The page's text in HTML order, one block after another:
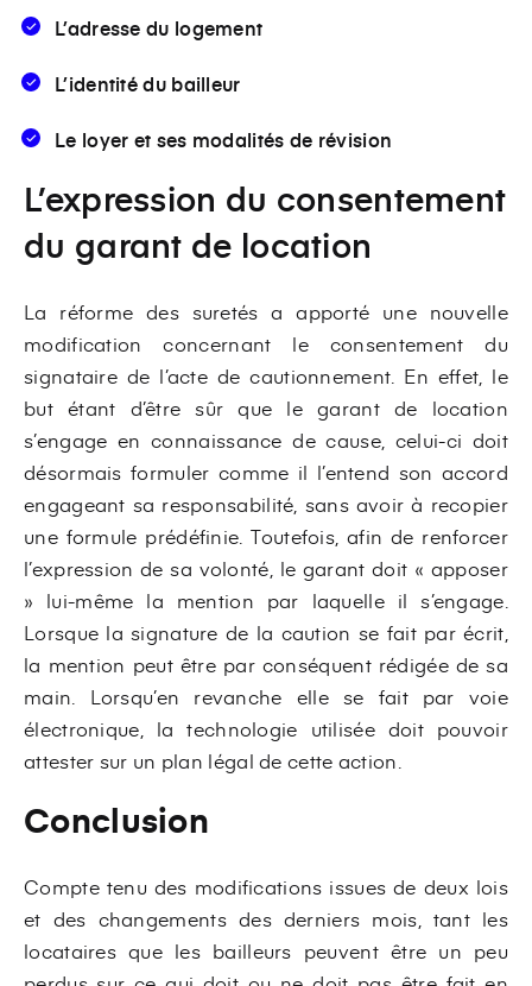
L’adresse du logement
L’identité du bailleur
Le loyer et ses modalités de révision
L’expression du consentement
du garant de location
La réforme des suretés a apporté une nouvelle
modification concernant le consentement du
signataire de l’acte de cautionnement. En effet, le
but étant d’être sûr que le garant de location
s’engage en connaissance de cause, celui-ci doit
désormais formuler comme il l’entend son accord
engageant sa responsabilité, sans avoir à recopier
une formule prédéfinie. Toutefois, afin de renforcer
l’expression de sa volonté, le garant doit « apposer
» lui-même la mention par laquelle il s’engage.
Lorsque la signature de la caution se fait par écrit,
la mention peut être par conséquent rédigée de sa
main. Lorsqu’en revanche elle se fait par voie
électronique, la technologie utilisée doit pouvoir
attester sur un plan légal de cette action.
Conclusion
Compte tenu des modifications issues de deux lois
et des changements des derniers mois, tant les
locataires que les bailleurs peuvent être un peu